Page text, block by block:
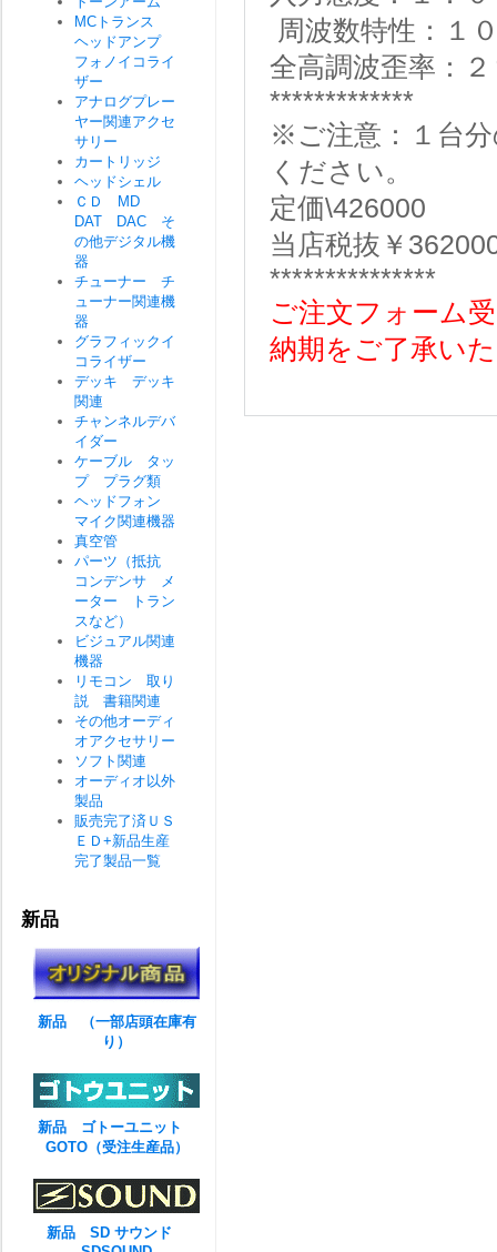
周波数特性：１
全高調波歪率：
*************
※ご注意：１台
ください。
定価\426000
当店税抜￥
***************
ご注文フォーム
納期をご了承い
MCトランス
ヘッドアンプ
フォノイコライ
ザー
アナログプレー
ヤー関連アクセ
サリー
カートリッジ
ヘッドシェル
ＣＤ MD
DAT DAC そ
の他デジタル機
器
チューナー チ
ューナー関連機
器
グラフィックイ
コライザー
デッキ デッキ
関連
チャンネルデバ
イダー
ケーブル タッ
プ プラグ類
ヘッドフォン
マイク関連機器
真空管
パーツ（抵抗
コンデンサ メ
ーター トラン
スなど）
ビジュアル関連
機器
リモコン 取り
説 書籍関連
その他オーディ
オアクセサリー
ソフト関連
オーディオ以外
製品
販売完了済ＵＳ
ＥＤ+新品生産
完了製品一覧
新品
新品 （一部店頭在庫有
り）
新品 ゴトーユニット
GOTO（受注生産品）
新品 SD サウンド